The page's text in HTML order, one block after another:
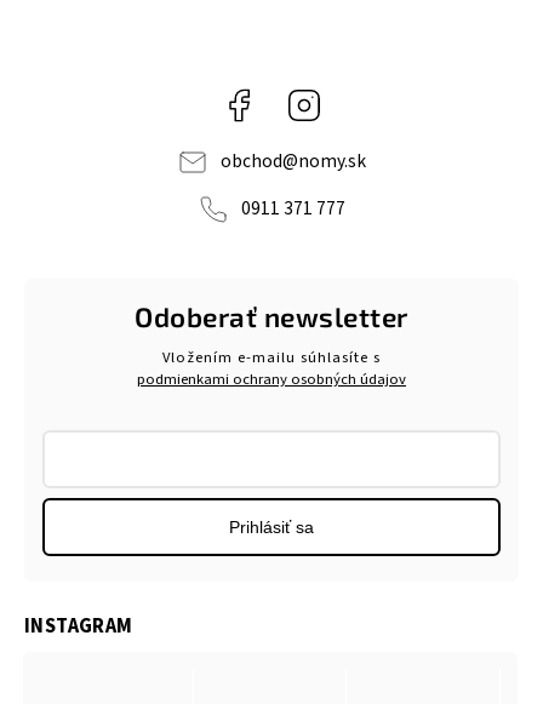
Facebook
obchod@nomy.sk
0911 371 777
Odoberať newsletter
Vložením e-mailu súhlasíte s
podmienkami ochrany osobných údajov
Prihlásiť sa
INSTAGRAM